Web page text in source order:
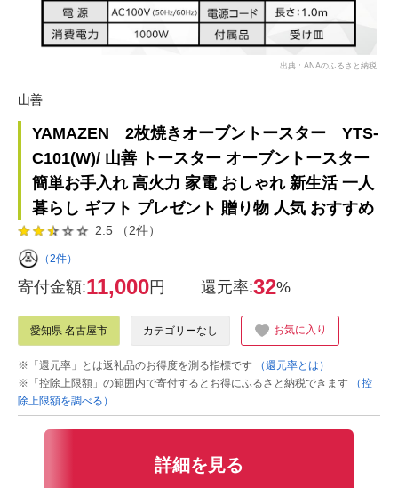
出典：ANAのふるさと納税
山善
YAMAZEN 2枚焼きオーブントースター YTS-
C101(W)/ 山善 トースター オーブントースター
簡単お手入れ 高火力 家電 おしゃれ 新生活 一人
暮らし ギフト プレゼント 贈り物 人気 おすすめ
2.5 （2件）
（2件）
寄付金額:11,000円 還元率:32%
愛知県 名古屋市 カテゴリーなし お気に入り
※「還元率」とは返礼品のお得度を測る指標です
（還元率とは）
※「控除上限額」の範囲内で寄付するとお得にふるさと納税できます
（控
除上限額を調べる）
詳細を見る